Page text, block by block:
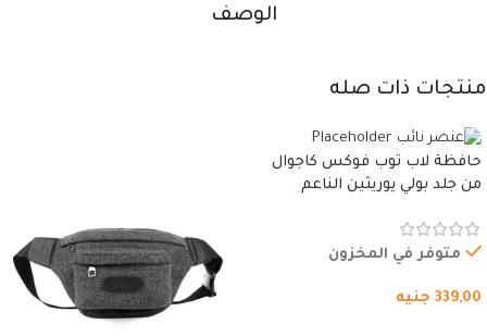
الوصف
منتجات ذات صله
حافظة لاب توب فوكس كاجوال
من جلد بولي يوريثين الناعم
وسوستة.
متوفر في المخزون
339,00 جنيه